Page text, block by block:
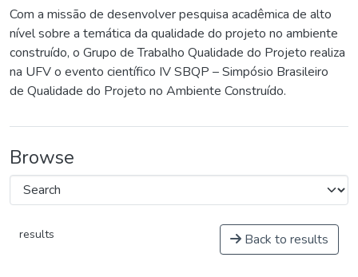
Com a missão de desenvolver pesquisa acadêmica de alto
nível sobre a temática da qualidade do projeto no ambiente
construído, o Grupo de Trabalho Qualidade do Projeto realiza
na UFV o evento científico IV SBQP – Simpósio Brasileiro
de Qualidade do Projeto no Ambiente Construído.
Browse
results Back to results